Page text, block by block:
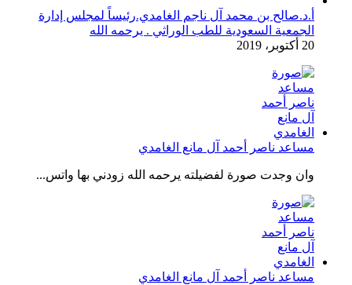
أ.د.صالح بن محمد آل ناجم الغامدي.رئيساً لمجلس إدارة
الجمعية السعودية للطب الوراثي . يرحمه الله
20 أكتوبر، 2019
مساعد ناصر أحمد آل مانع الغامدي
وان وجدت صورة لفضيلته يرحمه الله زودني بها واتس...
مساعد ناصر أحمد آل مانع الغامدي